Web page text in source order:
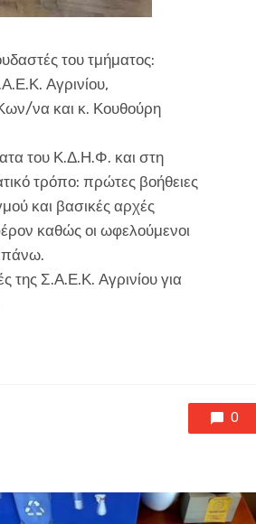
του τμήματος:
Αγρινίου,
να και κ. Κουθούρη
του Κ.Δ.Η.Φ. και στη
τρόπο: πρώτες βοήθειες
και βασικές αρχές
καθώς οι ωφελούμενοι
της Σ.Α.Ε.Κ. Αγρινίου για
0